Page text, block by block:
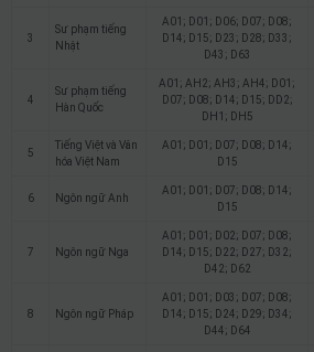
3
Sư phạm tiếng
Nhật
A01; D01; D06; D07; D08;
D14; D15; D23; D28; D33;
D43; D63
4
Sư phạm tiếng
Hàn Quốc
A01; AH2; AH3; AH4; D01;
D07; D08; D14; D15; DD2;
DH1; DH5
5
Tiếng Việt và Văn
hóa Việt Nam
A01; D01; D07; D08; D14;
D15
6 Ngôn ngữ Anh
A01; D01; D07; D08; D14;
D15
7 Ngôn ngữ Nga
A01; D01; D02; D07; D08;
D14; D15; D22; D27; D32;
D42; D62
8 Ngôn ngữ Pháp
A01; D01; D03; D07; D08;
D14; D15; D24; D29; D34;
D44; D64